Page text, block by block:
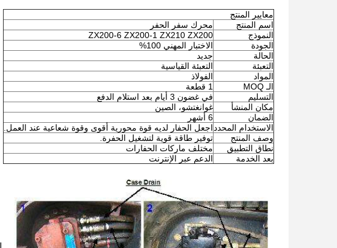
معايير المنتج
اسم المنتج
محرك سفر الحفر
النموذج
ZX200-6 ZX200-1 ZX210 ZX200
الجودة
الاختبار المهني 100%
الحالة
جديد
التعبئة
التعبئة القياسية
المواد
الفولاذ
الـ MOQ
1 قطعة
التسليم
في غضون 3 أيام بعد استلام الدفع
مكان المنشأ
غوانغتشو، الصين
الضمان
6 أشهر
الاستخدام المحدد اجعل الحفار لديه قوة محورية أقوى وقوة شعاعية عند العمل.
وصف المنتج
توفير طاقة قوية لتشغيل الحفرة.
نطاق التطبيق
مختلف ماركات الحفارات
بعد الخدمة
الدعم عبر الإنترنت